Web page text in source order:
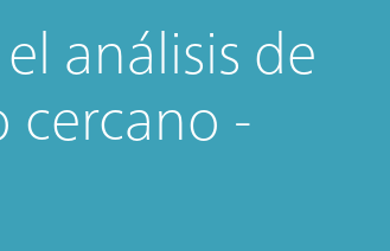
análisis de
-